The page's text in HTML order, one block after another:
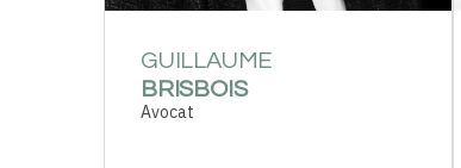
GUILLAUME
BRISBOIS
Avocat